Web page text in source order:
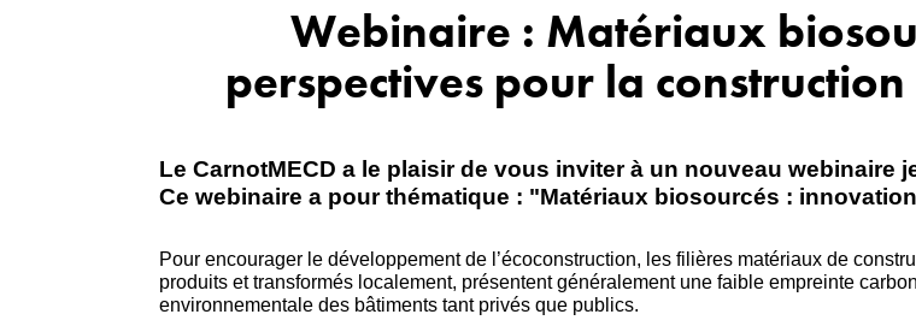
Webinaire : Matériaux
perspectives pour la
Le CarnotMECD a le plaisir de vous inviter à un nouveau webinaire
Ce webinaire a pour thématique : "Matériaux biosourcés :
Pour encourager le développement de l’écoconstruction, les filières matériaux de
produits et transformés localement, présentent généralement une faible empreinte
environnementale des bâtiments tant privés que publics.